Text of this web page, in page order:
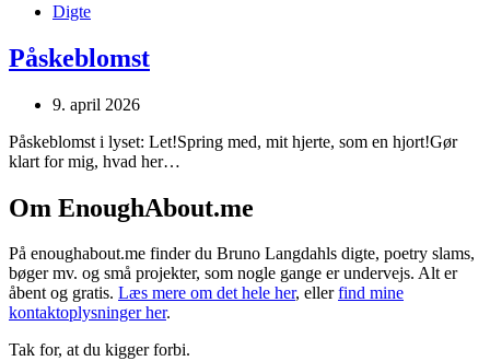
Digte
Påskeblomst
9. april 2026
Påskeblomst i lyset: Let!Spring med, mit hjerte, som en hjort!Gør
klart for mig, hvad her…
Om EnoughAbout.me
På enoughabout.me finder du Bruno Langdahls digte, poetry slams,
bøger mv. og små projekter, som nogle gange er undervejs. Alt er
åbent og gratis. Læs mere om det hele her, ellerfind mine
kontaktoplysninger her.
Tak for, at du kigger forbi.